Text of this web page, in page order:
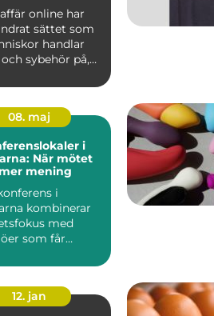
online har
sättet som
handlar
sybehör på,
08. maj
i
När mötet
mening
i
kombinerar
med
som får
12. jan